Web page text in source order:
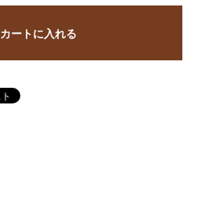
カートに入れる